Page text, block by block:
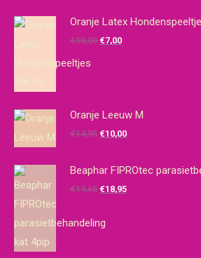
Oranje Latex
€10,00 Oorspronkelijke
€7,00Huidige
Oranje Leeuw M
€14,95 Oorspronkelijke
was:
€14,95.
€10,00Huidige
is:
€10,00.
Beaphar FIPROtec
€19,65 Oorspronkelijke
was:
€18,95Huidige